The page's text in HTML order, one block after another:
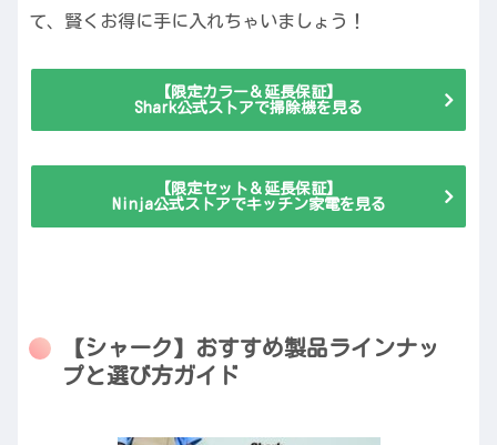
て、賢くお得に手に入れちゃいましょう！
【限定カラー＆延長保証】
Shark公式ストアで掃除機を見る
【限定セット＆延長保証】
Ninja公式ストアでキッチン家電を見る
【シャーク】おすすめ製品ラインナッ
プと選び方ガイド